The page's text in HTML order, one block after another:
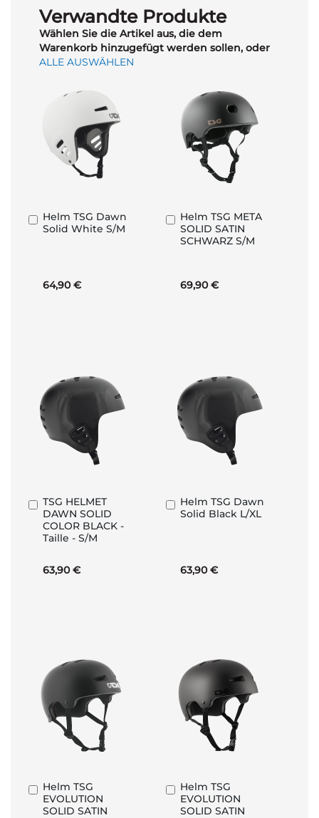
Verwandte Produkte
Wählen Sie die Artikel aus, die dem
Warenkorb hinzugefügt werden sollen, oder
ALLE AUSWÄHLEN
Helm TSG Dawn
Solid White S/M
64,90 €
In
den
Helm TSG META
SOLID SATIN
SCHWARZ S/M
69,90 €
In
den
Warenkorb
TSG HELMET
DAWN SOLID
COLOR BLACK -
Taille - S/M
63,90 €
In
den
Warenkorb
Helm TSG Dawn
Solid Black L/XL
63,90 €
In
den
Helm TSG
EVOLUTION
SOLID SATIN
In
den
Warenkorb
Helm TSG
EVOLUTION
SOLID SATIN
In
den
Warenkorb